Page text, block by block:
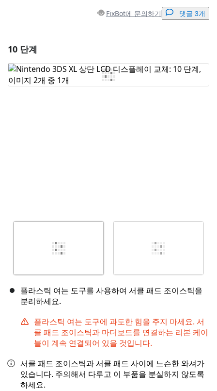
FixBot에 문의하기 댓글 3개
댓글 쓰기
10 단계
플라스틱 여는 도구를 사용하여 서클 패드 조이스틱을
분리하세요.
플라스틱 여는 도구에 과도한 힘을 주지 마세요. 서
클 패드 조이스틱과 마더보드를 연결하는 리본 케이
블이 계속 연결되어 있을 것입니다.
서클 패드 조이스틱과 서클 패드 사이에 느슨한 와셔가
있습니다. 주의해서 다루고 이 부품을 분실하지 않도록
하세요.